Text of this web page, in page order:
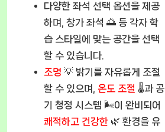
다양한 좌석 선택 옵션을 제공
하며, 창가 좌석 🌅 등 각자 학
습 스타일에 맞는 공간을 선택
할 수 있습니다.
조명 💡 밝기를 자유롭게 조절
할 수 있으며, 온도 조절 🌡️과 공
기 청정 시스템 🌬️이 완비되어
쾌적하고 건강한 🌿 환경을 유